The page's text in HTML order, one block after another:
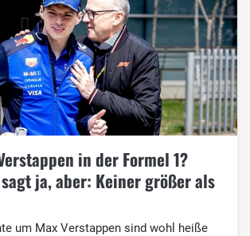
in der Formel 1?
ja, aber: Keiner größer als
um Max Verstappen sind wohl heiße